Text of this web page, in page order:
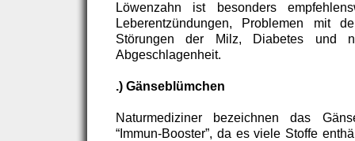
Löwenzahn ist besonders
Leberentzündungen, Problemen mit
Störungen der Milz, Diabetes und
Abgeschlagenheit.
.) Gänseblümchen
Naturmediziner bezeichnen das
“Immun-Booster”, da es viele Stoffe